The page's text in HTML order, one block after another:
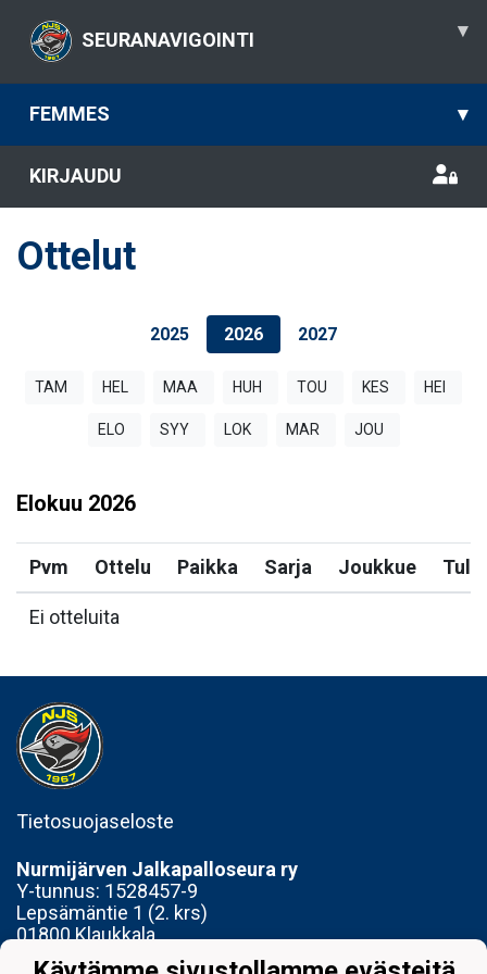
SEURANAVIGOINTI ▾
FEMMES ▾
KIRJAUDU
Ottelut
2025 2026 2027
TAM HEL MAA HUH TOU KES HEI
ELO SYY LOK MAR JOU
Elokuu 2026
Pvm Ottelu Paikka Sarja Joukkue
Ei otteluita
Tietosuojaseloste
Nurmijärven Jalkapalloseura ry
Y-tunnus: 1528457-9
Lepsämäntie 1 (2. krs)
01800 Klaukkala